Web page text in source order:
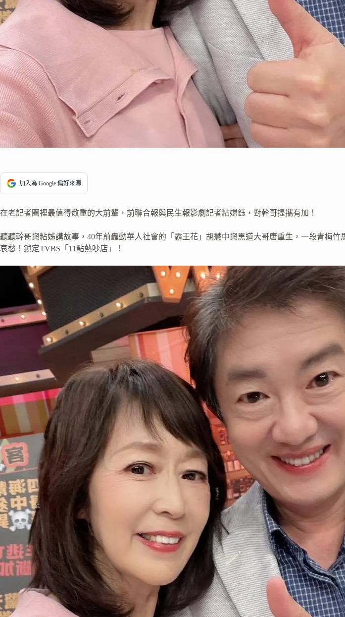
加入為 Google 偏好來源
在老記者圈裡最值得敬重的大前輩，前聯合報與民生報影劇記者粘嫦鈺，對幹哥提攜有加！
聽聽幹哥與粘姊講故事，40年前轟動華人社會的「霸王花」胡慧中與黑道大哥唐重生，一段青梅竹
哀愁！鎖定TVBS「11點熱吵店」！